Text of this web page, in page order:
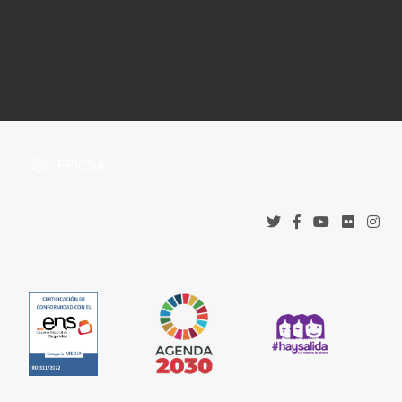
Tribunal Administrativo de Recursos Contractuales